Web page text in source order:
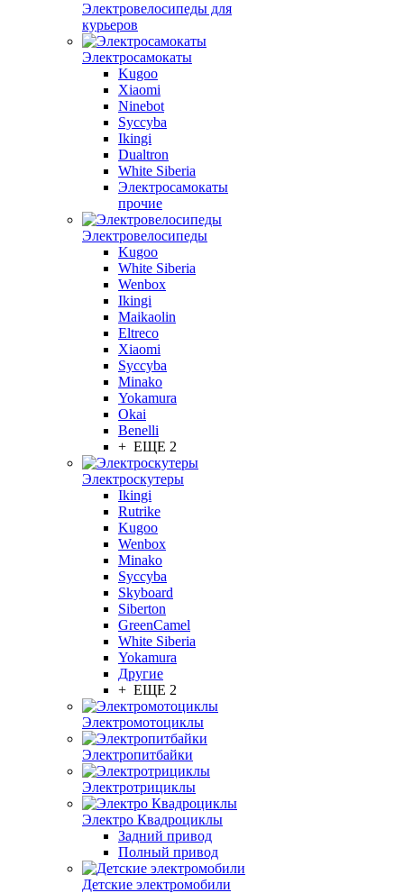
Электровелосипеды для
курьеров
Электросамокаты
Kugoo
Xiaomi
Ninebot
Syccyba
Ikingi
Dualtron
White Siberia
Электросамокаты
прочие
Электровелосипеды
Kugoo
White Siberia
Wenbox
Ikingi
Maikaolin
Eltreco
Xiaomi
Syccyba
Minako
Yokamura
Okai
Benelli
+ ЕЩЕ 2
Электроскутеры
Ikingi
Rutrike
Kugoo
Wenbox
Minako
Syccyba
Skyboard
Siberton
GreenCamel
White Siberia
Yokamura
Другие
+ ЕЩЕ 2
Электромотоциклы
Электропитбайки
Электротрициклы
Электро Квадроциклы
Задний привод
Полный привод
Детские электромобили